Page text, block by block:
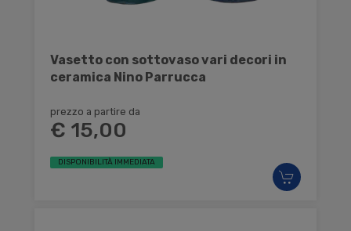
Vasetto con sottovaso vari decori in
ceramica Nino Parrucca
prezzo a partire da
€ 15,00
DISPONIBILITÀ IMMEDIATA